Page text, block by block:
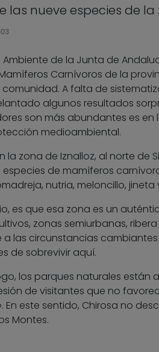
las nueve especies de
Ambiente de la Junta de
Carnívoros de la
A falta de
algunos resultados
son más abundantes es en
medioambiental.
la zona de Iznalloz, al norte de
de mamíferos
nutria, meloncillo, jineta
es que esa zona es un
zonas semiurbanas,
las circunstancias
de sobrevivir aquí.
los parques naturales
de visitantes que no
En este sentido, Chirosa no
Montes.